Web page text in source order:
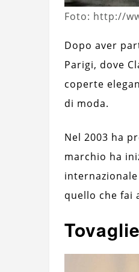
Foto: http://
Dopo aver
Parigi, dove
coperte
di moda.
Nel 2003 ha
marchio ha
quello che fai